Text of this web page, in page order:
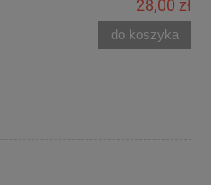
28,00 zł
do koszyka